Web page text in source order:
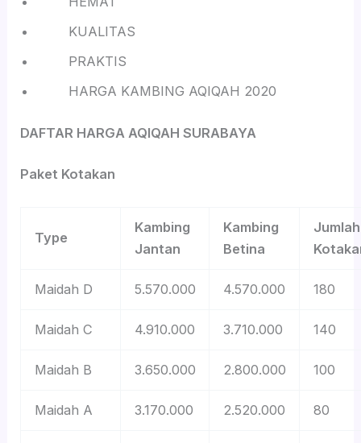
KUALITAS
PRAKTIS
HARGA KAMBING AQIQAH 2020
DAFTAR HARGA AQIQAH SURABAYA
Paket Kotakan
Type
Kambing
Jantan
Kambing
Betina
Jumlah
Maidah D 5.570.000 4.570.000 180
Maidah C 4.910.000 3.710.000 140
Maidah B 3.650.000 2.800.000 100
Maidah A 3.170.000 2.520.000 80